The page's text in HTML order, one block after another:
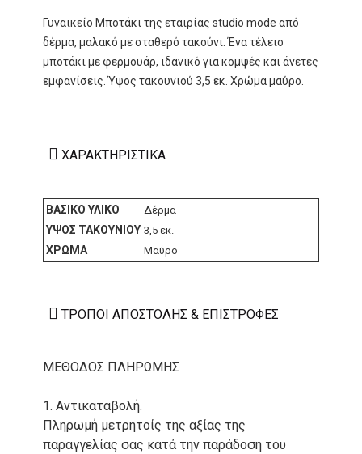
Γυναικείο Μποτάκι της εταιρίας studio mode από
δέρμα, μαλακό με σταθερό τακούνι. Ένα τέλειο
μποτάκι με φερμουάρ, ιδανικό για κομψές και άνετες
εμφανίσεις. Ύψος τακουνιού 3,5 εκ. Χρώμα μαύρο.
ΧΑΡΑΚΤΗΡΙΣΤΙΚΆ
ΒΑΣΙΚΌ ΥΛΙΚΌ Δέρμα
ΎΨΟΣ ΤΑΚΟΥΝΙΟΎ 3,5 εκ.
ΧΡΏΜΑ Μαύρο
ΤΡΌΠΟΙ ΑΠΟΣΤΟΛΉΣ & ΕΠΙΣΤΡΟΦΈΣ
ΜΕΘΟΔΟΣ ΠΛΗΡΩΜΗΣ
1. Αντικαταβολή.
Πληρωμή μετρητοίς της αξίας της
παραγγελίας σας κατά την παράδοση του